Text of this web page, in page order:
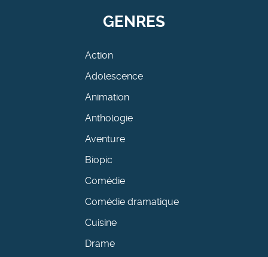
GENRES
Action
Adolescence
Animation
Anthologie
Aventure
Biopic
Comédie
Comédie dramatique
Cuisine
Drame